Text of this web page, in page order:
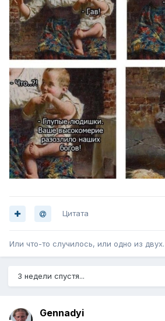
Цитата
Или что-то случилось, или одно из двух.
3 недели спустя...
Gennadyi